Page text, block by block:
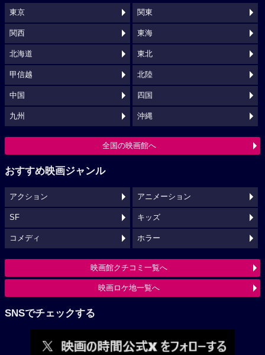
東京 関東
関西 東海
北海道 東北
甲信越 北陸
中国 四国
九州 沖縄
全国の映画館へ
おすすめ映画ジャンル
アクション アニメーション
SF キッズ
コメディ ホラー
映画館クチコミ一覧へ
映画ロケ地一覧へ
SNSでチェックする